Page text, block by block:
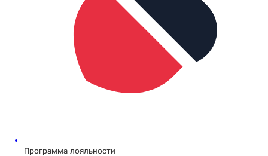
Программа лояльности